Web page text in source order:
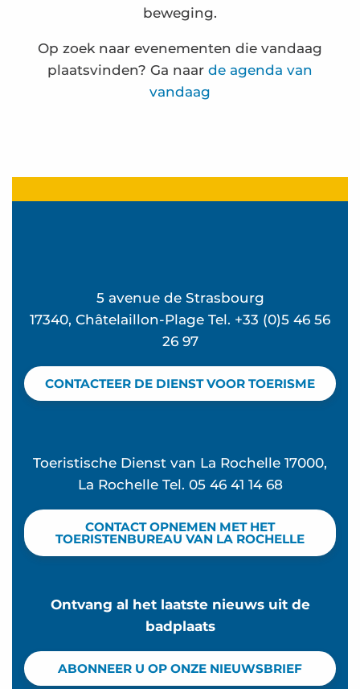
beweging.
Op zoek naar evenementen die vandaag
plaatsvinden? Ga naar de agenda van
vandaag
Frédérique Bernier expose à l'espace Carnot
Visites de sites de compostage partagé en
Ateliers d'initiation au compostage
Terra Aventura - la bête dans le guidon
Promenade des villas de Châtelaillon-plage
Eglise Sainte Madeleine - Rondleiding met
5 avenue de Strasbourg
17340, Châtelaillon-Plage Tel. +33 (0)5 46 56
26 97
CONTACTEER DE DIENST VOOR TOERISME
Toeristische Dienst van La Rochelle 17000,
La Rochelle Tel. 05 46 41 14 68
CONTACT OPNEMEN MET HET
TOERISTENBUREAU VAN LA ROCHELLE
Ontvang al het laatste nieuws uit de
badplaats
ABONNEER U OP ONZE NIEUWSBRIEF